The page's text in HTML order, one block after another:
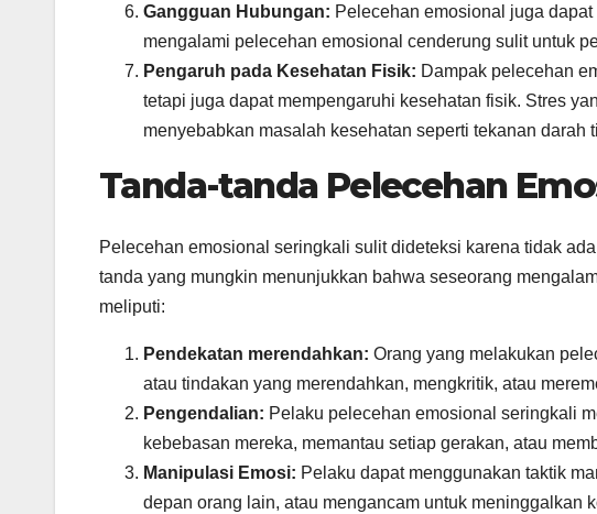
Gangguan Hubungan: Pelecehan emosional juga
mengalami pelecehan emosional cenderung sulit untuk
Pengaruh pada Kesehatan Fisik: Dampak pelecehan
tetapi juga dapat mempengaruhi kesehatan fisik. Stres
menyebabkan masalah kesehatan seperti tekanan
Tanda-tanda Pelecehan
Pelecehan emosional seringkali sulit dideteksi karena tidak
tanda yang mungkin menunjukkan bahwa seseorang
meliputi:
Pendekatan merendahkan: Orang yang melakukan
atau tindakan yang merendahkan, mengkritik, atau
Pengendalian: Pelaku pelecehan emosional seringkali
kebebasan mereka, memantau setiap gerakan, atau
Manipulasi Emosi: Pelaku dapat menggunakan taktik
depan orang lain, atau mengancam untuk meninggalkan